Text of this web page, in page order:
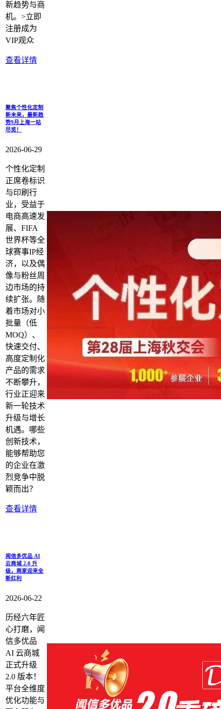
新趋势与商
机。>立即
注册成为
VIP观众
查看详情
聚焦个性化定制
新未来，最新趋
势9月上海一站
尽览！
2026-06-29
个性化定制
正席卷标识
与印刷行
业，受益于
电商高速发
展、FIFA
世界杯等全
球赛事IP经
济，以及偶
像与粉丝周
边市场的持
续扩张。随
着市场对小
批量（低
MOQ）、
快速交付、
高度定制化
产品的需求
不断攀升，
行业正迎来
新一轮技术
升级与增长
机遇。哪些
创新技术，
能够帮助您
的企业在激
烈竞争中脱
颖而出？
查看详情
闻信多优品 AI
云商城 2.0 升
级，商家迎来全
新红利
2026-06-22
历经六年匠
心打磨，闻
信多优品
AI 云商城
正式升级
2.0 版本！
平台全维度
优化功能与